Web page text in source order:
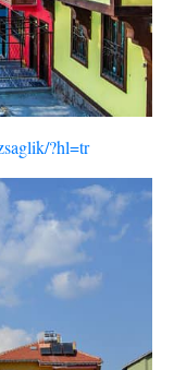
?hl=tr